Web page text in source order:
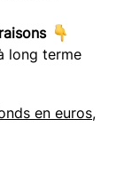
long terme
en euros,